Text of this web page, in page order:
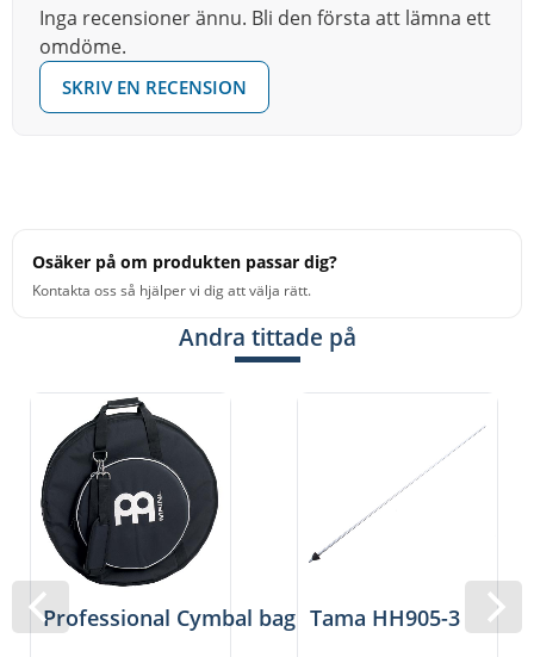
Inga recensioner ännu. Bli den första att lämna ett
omdöme.
SKRIV EN RECENSION
Osäker på om produkten passar dig?
Kontakta oss så hjälper vi dig att välja rätt.
Andra tittade på
Professional Cymbal bag Tama HH905-3